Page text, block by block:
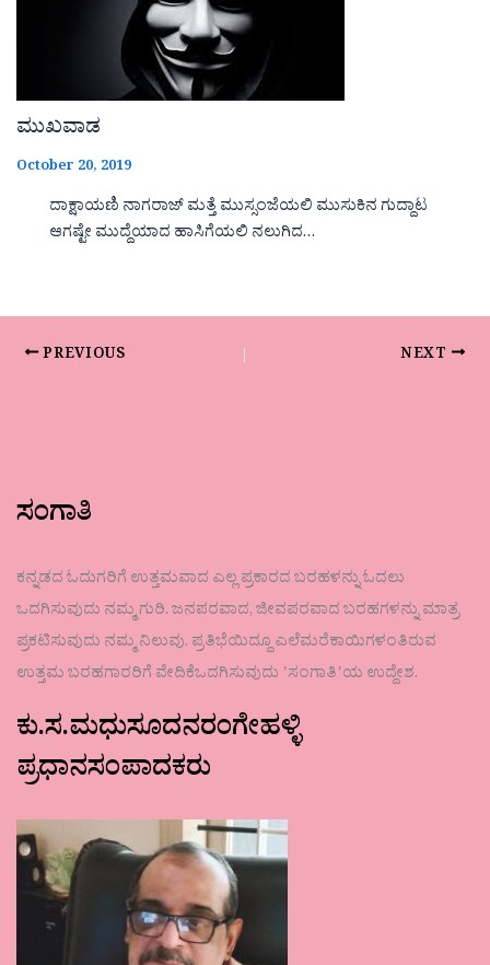
ಮುಖವಾಡ
October 20, 2019
ದಾಕ್ಷಾಯಣಿ ನಾಗರಾಜ್ ಮತ್ತೆ ಮುಸ್ಸಂಜೆಯಲಿ ಮುಸುಕಿನ ಗುದ್ದಾಟ
ಆಗಷ್ಟೇ ಮುದ್ದೆಯಾದ ಹಾಸಿಗೆಯಲಿ ನಲುಗಿದ…
PREVIOUS NEXT
ಸಂಗಾತಿ
ಕನ್ನಡದ ಓದುಗರಿಗೆ ಉತ್ತಮವಾದ ಎಲ್ಲ ಪ್ರಕಾರದ ಬರಹಳನ್ನು ಓದಲು
ಒದಗಿಸುವುದು ನಮ್ಮ ಗುರಿ. ಜನಪರವಾದ, ಜೀವಪರವಾದ ಬರಹಗಳನ್ನು ಮಾತ್ರ
ಪ್ರಕಟಿಸುವುದು ನಮ್ಮ ನಿಲುವು. ಪ್ರತಿಭೆಯಿದ್ದೂ ಎಲೆಮರೆಕಾಯಿಗಳಂತಿರುವ
ಉತ್ತಮ ಬರಹಗಾರರಿಗೆ ವೇದಿಕೆಒದಗಿಸುವುದು ʼಸಂಗಾತಿʼಯ ಉದ್ದೇಶ.
ಕು.ಸ.ಮಧುಸೂದನರಂಗೇಹಳ್ಳಿ
ಪ್ರಧಾನಸಂಪಾದಕರು